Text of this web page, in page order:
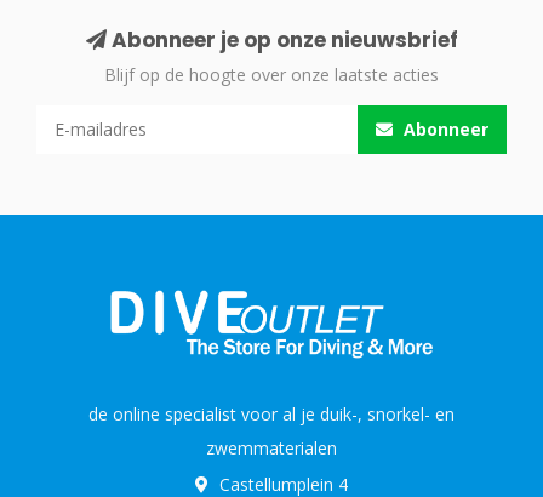
Abonneer je op onze nieuwsbrief
Blijf op de hoogte over onze laatste acties
Abonneer
de online specialist voor al je duik-, snorkel- en
zwemmaterialen
Castellumplein 4